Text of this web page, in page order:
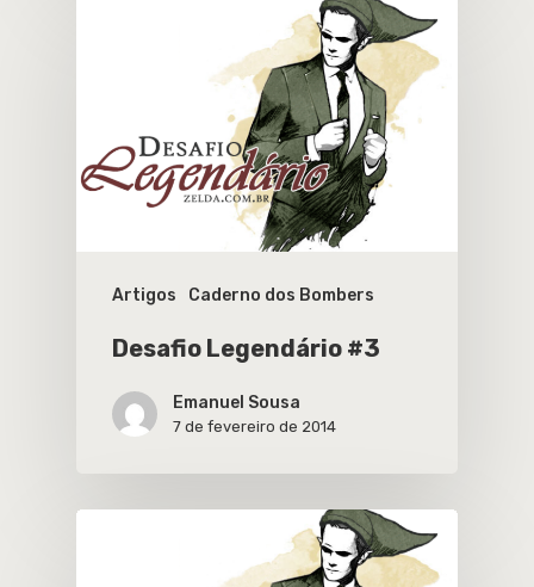
Artigos Caderno dos Bombers
Desafio Legendário #3
Emanuel Sousa
7 de fevereiro de 2014